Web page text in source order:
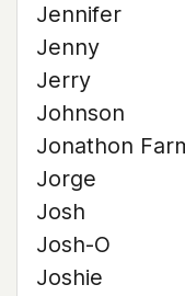
Jennifer
Jenny
Jerry
Johnson
Jonathon
Jorge
Josh
Josh-O
Joshie